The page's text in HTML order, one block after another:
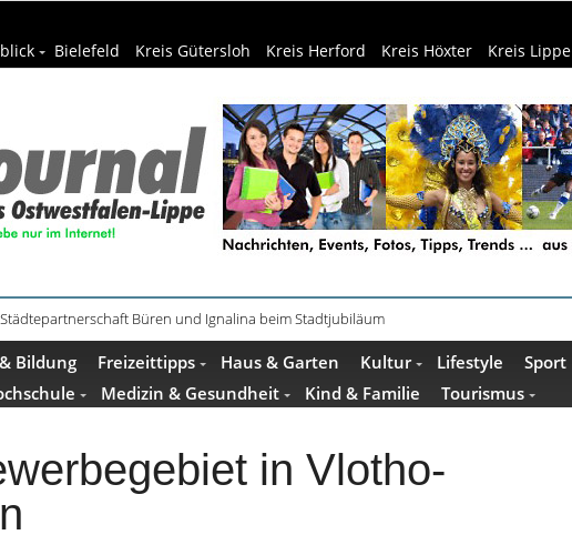
Bielefeld Kreis Gütersloh Kreis Herford Kreis Höxter Kreis Lippe
Kollektion Skill Sharing der HSBI in Berlin ausgezeichnet
Bildung Freizeittipps Haus & Garten Kultur Lifestyle Sport
Medizin & Gesundheit Kind & Familie Tourismus
in Vlotho-